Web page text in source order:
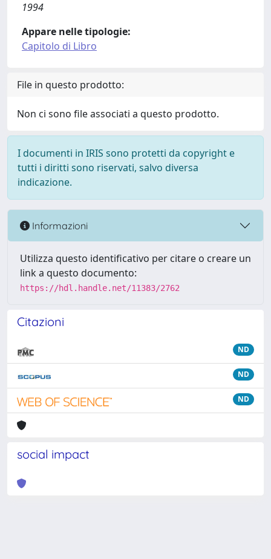
1994
Appare nelle tipologie:
Capitolo di Libro
File in questo prodotto:
Non ci sono file associati a questo prodotto.
I documenti in IRIS sono protetti da copyright e
tutti i diritti sono riservati, salvo diversa
indicazione.
Informazioni
Utilizza questo identificativo per citare o creare un
link a questo documento:
https://hdl.handle.net/11383/2762
Citazioni
ND
ND
ND
social impact